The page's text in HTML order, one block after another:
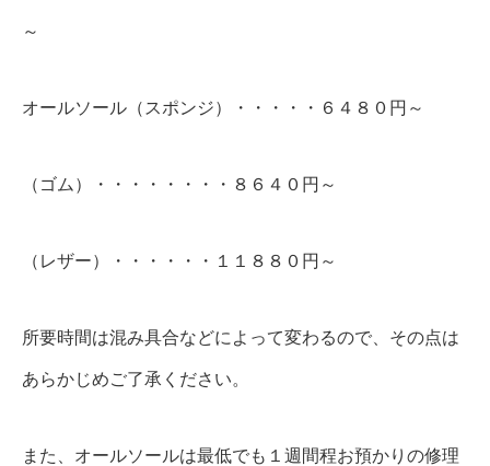
～
オールソール（スポンジ）・・・・・６４８０円～
（ゴム）・・・・・・・・８６４０円～
（レザー）・・・・・・１１８８０円～
所要時間は混み具合などによって変わるので、その点は
あらかじめご了承ください。
また、オールソールは最低でも１週間程お預かりの修理